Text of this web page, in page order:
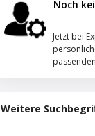
Noch
Jetzt bei
passenden
Weitere